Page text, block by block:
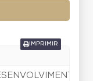
IMPRIMIR